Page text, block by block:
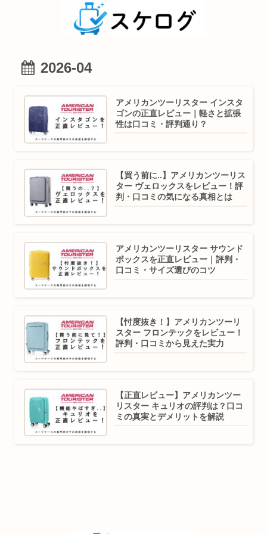
2026-04
アメリカンツーリスター インスタ
ゴンの正直レビュー｜軽さと拡張
性は口コミ・評判通り？
【買う前に..】アメリカンツーリス
ター ヴェロックスをレビュー！評
判・口コミの気になる真相とは
アメリカンツーリスター サウンド
ボックスを正直レビュー｜評判・
口コミ・サイズ選びのコツ
【忖度抜き！】アメリカンツーリ
スター フロンテックをレビュー！
評判・口コミから見えた実力
【正直レビュー】アメリカンツー
リスター キュリオの評判は？口コ
ミの真実とデメリットを解説